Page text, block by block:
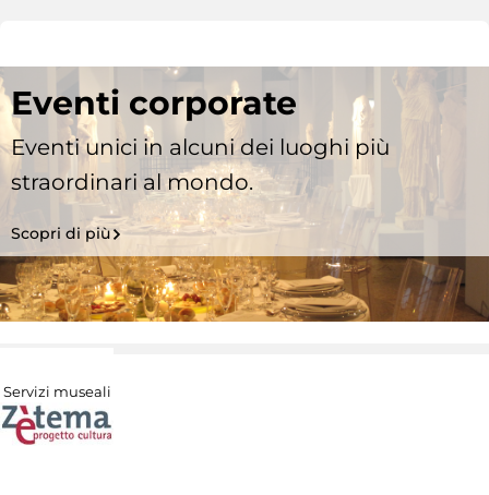
Eventi corporate
Eventi unici in alcuni dei luoghi più
straordinari al mondo.
Scopri di più
Servizi museali